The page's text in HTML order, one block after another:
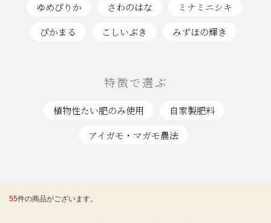
ゆめぴりか
さわのはな
ミナミニシキ
ぴかまる
こしいぶき みずほの輝き
特徴で選ぶ
植物性たい肥のみ使用
自家製肥料
アイガモ・マガモ農法
55件の商品がございます。